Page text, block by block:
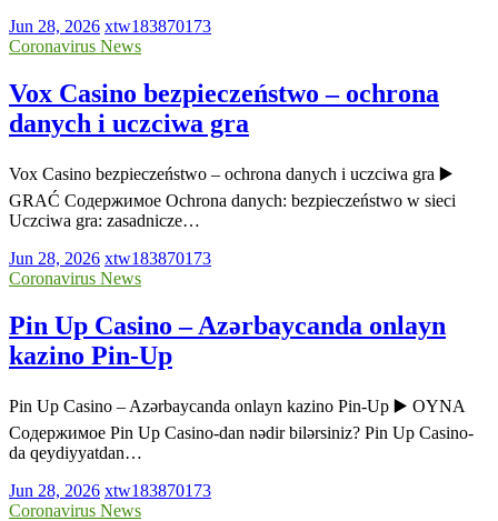
Jun 28, 2026 xtw183870173
Coronavirus News
Vox Casino bezpieczeństwo – ochrona
danych i uczciwa gra
Vox Casino bezpieczeństwo – ochrona danych i uczciwa gra ▶️
GRAĆ Содержимое Ochrona danych: bezpieczeństwo w sieci
Uczciwa gra: zasadnicze…
Jun 28, 2026 xtw183870173
Coronavirus News
Pin Up Casino – Azərbaycanda onlayn
kazino Pin-Up
Pin Up Casino – Azərbaycanda onlayn kazino Pin-Up ▶️ OYNA
Содержимое Pin Up Casino-dan nədir bilərsiniz? Pin Up Casino-
da qeydiyyatdan…
Jun 28, 2026 xtw183870173
Coronavirus News